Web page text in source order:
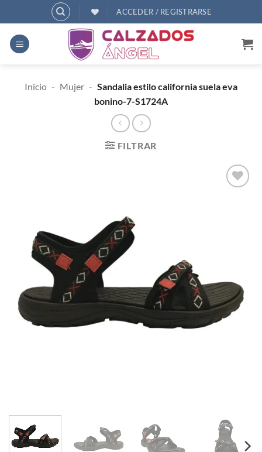
al
contenido
ACCEDER / REGISTRARSE
Inicio - Mujer - Sandalia estilo california suela eva
bonino-7-S1724A
FILTRAR